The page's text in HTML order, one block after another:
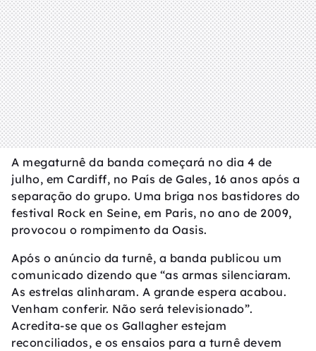
A megaturnê da banda começará no dia 4 de
julho, em Cardiff, no País de Gales, 16 anos após a
separação do grupo. Uma briga nos bastidores do
festival Rock en Seine, em Paris, no ano de 2009,
provocou o rompimento da Oasis.
Após o anúncio da turnê, a banda publicou um
comunicado dizendo que “as armas silenciaram.
As estrelas alinharam. A grande espera acabou.
Venham conferir. Não será televisionado”.
Acredita-se que os Gallagher estejam
reconciliados, e os ensaios para a turnê devem